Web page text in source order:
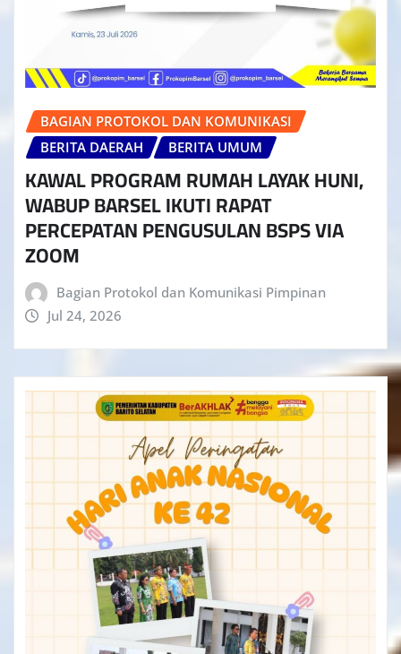
BAGIAN PROTOKOL DAN KOMUNIKASI
BERITA DAERAH
BERITA UMUM
KAWAL PROGRAM RUMAH LAYAK HUNI,
WABUP BARSEL IKUTI RAPAT
PERCEPATAN PENGUSULAN BSPS VIA
ZOOM
Bagian Protokol dan Komunikasi Pimpinan
Jul 24, 2026